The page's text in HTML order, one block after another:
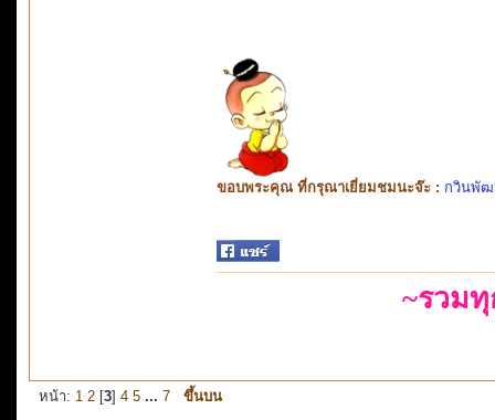
ขอบพระคุณ ที่กรุณาเยี่ยมชมนะจ๊ะ : กวินพั
~รวม
หน้า: 1 2 [3] 4 5 ... 7 ขึ้นบน